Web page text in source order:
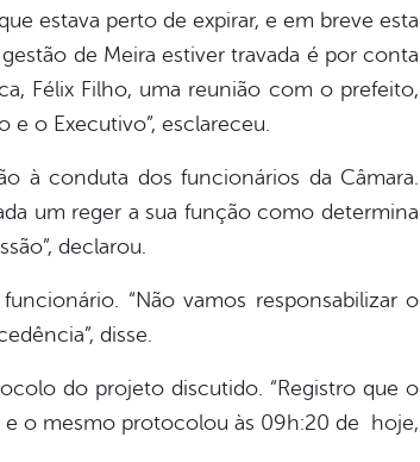
estava perto de expirar, e em breve esta
de Meira estiver travada é por conta
Félix Filho, uma reunião com o prefeito,
e o Executivo”, esclareceu.
à conduta dos funcionários da Câmara.
um reger a sua função como determina
declarou.
“Não vamos responsabilizar o
disse.
do projeto discutido. “Registro que o
e o mesmo protocolou às 09h:20 de hoje,